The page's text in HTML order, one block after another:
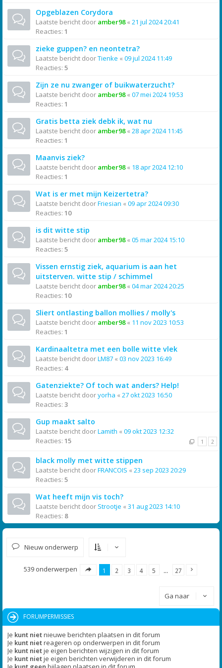
Opgeblazen Corydora
Laatste bericht door amber98« 21 jul 2024 20:41
Reacties: 1
zieke guppen? en neontetra?
Laatste bericht doorTienke « 09 jul 2024 11:49
Reacties: 5
Zijn ze nu zwanger of buikwaterzucht?
Laatste bericht door amber98« 07 mei 2024 19:53
Reacties: 1
Gratis betta ziek debk ik, wat nu
Laatste bericht door amber98« 28 apr 2024 11:45
Reacties: 1
Maanvis ziek?
Laatste bericht door amber98« 18 apr 2024 12:10
Reacties: 1
Wat is er met mijn Keizertetra?
Laatste bericht doorFriesian « 09 apr 2024 09:30
Reacties: 10
is dit witte stip
Laatste bericht door amber98« 05 mar 2024 15:10
Reacties: 5
Vissen ernstig ziek, aquarium is aan het
uitsterven. witte stip / schimmel
Laatste bericht door amber98« 04 mar 2024 20:25
Reacties: 10
Sliert ontlasting ballon mollies / molly's
Laatste bericht door amber98« 11 nov 2023 10:53
Reacties: 1
Kardinaaltetra met een bolle witte vlek
Laatste bericht doorLM87 « 03 nov 2023 16:49
Reacties: 4
Gatenziekte? Of toch wat anders? Help!
Laatste bericht dooryorha « 27 okt 2023 16:50
Reacties: 3
Gup maakt salto
Laatste bericht doorLamith « 09 okt 2023 12:32
Reacties: 15 1 2
black molly met witte stippen
Laatste bericht doorFRANCOIS « 23 sep 2023 20:29
Reacties: 5
Wat heeft mijn vis toch?
Laatste bericht door Strootje « 31 aug 2023 14:10
Reacties: 8
Nieuw onderwerp
539 onderwerpen 1 2 3 4 5 … 27
Ga naar
FORUMPERMISSIES
Je kunt nietnieuwe berichten plaatsen in dit forum
Je kunt nietreageren op onderwerpen in dit forum
Je kunt nietje eigen berichten wijzigen in dit forum
Je kunt nietje eigen berichten verwijderen in dit forum